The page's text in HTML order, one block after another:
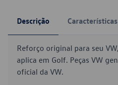
Descrição Características
Reforço original para seu
aplica em Golf. Peças VW
oficial da VW.